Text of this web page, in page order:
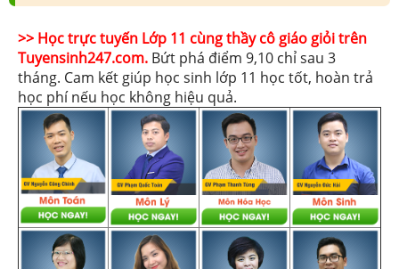
>> Học trực tuyến Lớp 11 cùng thầy cô giáo giỏi trên
Tuyensinh247.com. Bứt phá điểm 9,10 chỉ sau 3
tháng. Cam kết giúp học sinh lớp 11 học tốt, hoàn trả
học phí nếu học không hiệu quả.